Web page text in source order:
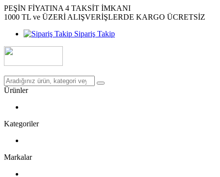
PEŞİN FİYATINA 4 TAKSİT İMKANI
1000 TL ve ÜZERİ ALIŞVERİŞLERDE KARGO ÜCRETSİZ
Sipariş Takip
Ürünler
Kategoriler
Markalar